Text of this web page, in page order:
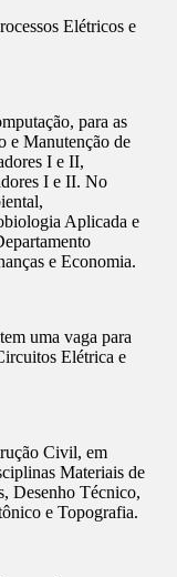
Elétricos e
para as
e Manutenção de
I e II,
I e II. No
Aplicada e
e Economia.
uma vaga para
Elétrica e
Civil, em
Materiais de
Desenho Técnico,
e Topografia.